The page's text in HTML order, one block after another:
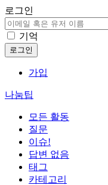
로그인
기억
가입
나눔팁
모든 활동
질문
이슈!
답변 없음
태그
카테고리